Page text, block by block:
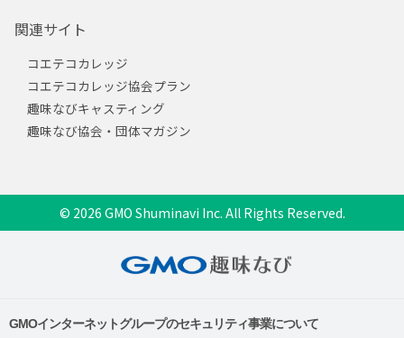
関連サイト
コエテコカレッジ
コエテコカレッジ協会プラン
趣味なびキャスティング
趣味なび協会・団体マガジン
© 2026 GMO Shuminavi Inc. All Rights Reserved.